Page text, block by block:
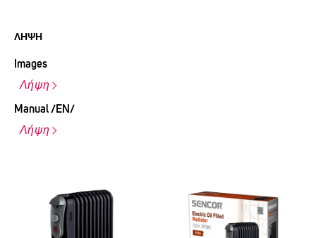
ΛΉΨΗ
Images
Λήψη
Manual /EN/
Λήψη